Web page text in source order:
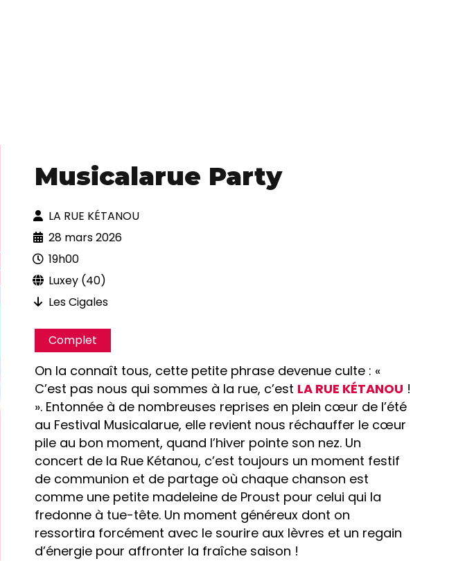
Musicalarue Party
LA RUE KÉTANOU
28 mars 2026
19h00
Luxey (40)
Les Cigales
Complet
On la connaît tous, cette petite phrase devenue culte : «
C’est pas nous qui sommes à la rue, c’est LA RUE KÉTANOU !
». Entonnée à de nombreuses reprises en plein cœur de l’été
au Festival Musicalarue, elle revient nous réchauffer le cœur
pile au bon moment, quand l’hiver pointe son nez. Un
concert de la Rue Kétanou, c’est toujours un moment festif
de communion et de partage où chaque chanson est
comme une petite madeleine de Proust pour celui qui la
fredonne à tue-tête. Un moment généreux dont on
ressortira forcément avec le sourire aux lèvres et un regain
d’énergie pour affronter la fraîche saison !